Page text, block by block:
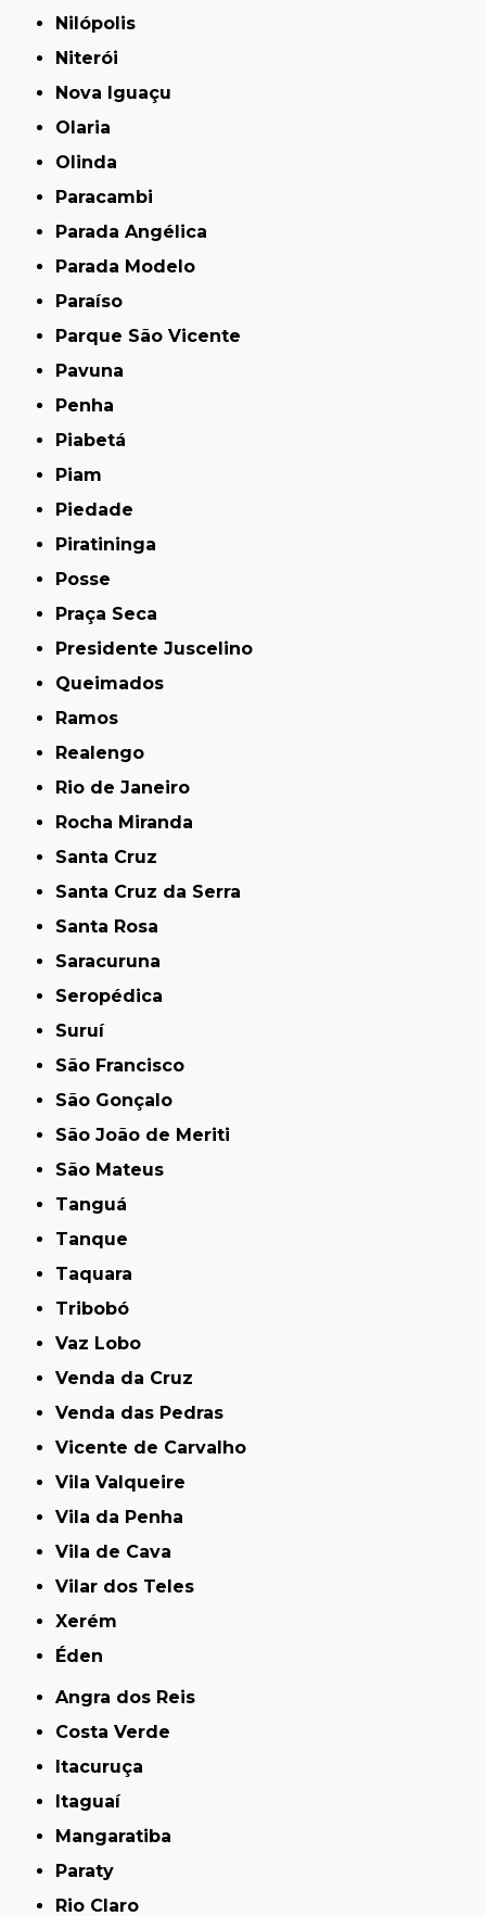
Nilópolis
Niterói
Nova Iguaçu
Olaria
Olinda
Paracambi
Parada Angélica
Parada Modelo
Paraíso
Parque São Vicente
Pavuna
Penha
Piabetá
Piam
Piedade
Piratininga
Posse
Praça Seca
Presidente Juscelino
Queimados
Ramos
Realengo
Rio de Janeiro
Rocha Miranda
Santa Cruz
Santa Cruz da Serra
Santa Rosa
Saracuruna
Seropédica
Suruí
São Francisco
São Gonçalo
São João de Meriti
São Mateus
Tanguá
Tanque
Taquara
Tribobó
Vaz Lobo
Venda da Cruz
Venda das Pedras
Vicente de Carvalho
Vila Valqueire
Vila da Penha
Vila de Cava
Vilar dos Teles
Xerém
Éden
Angra dos Reis
Costa Verde
Itacuruça
Itaguaí
Mangaratiba
Paraty
Rio Claro